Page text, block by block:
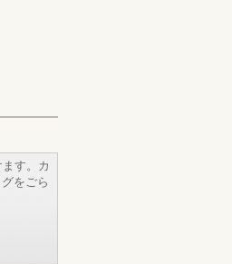
す。カ
をごら